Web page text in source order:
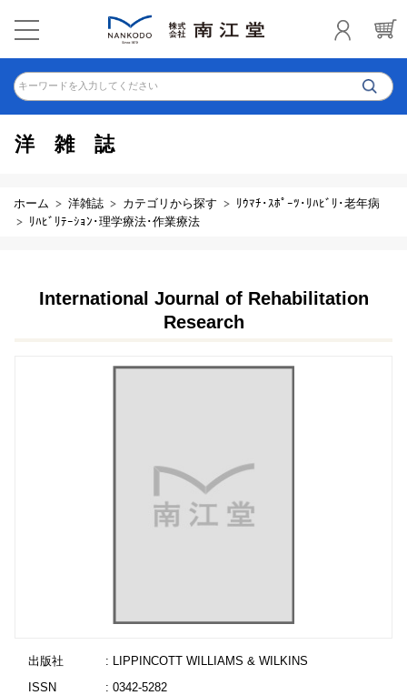
キーワードを入力してください
洋雑誌
ホーム 洋雑誌 カテゴリから探す
ﾘｳﾏﾁ･ｽﾎﾟｰﾂ･ﾘﾊﾋﾞﾘ･老年病
ﾘﾊﾋﾞﾘﾃｰｼｮﾝ･理学療法･作業療法
International Journal of Rehabilitation
Research
出版社
: LIPPINCOTT WILLIAMS & WILKINS
ISSN
: 0342-5282